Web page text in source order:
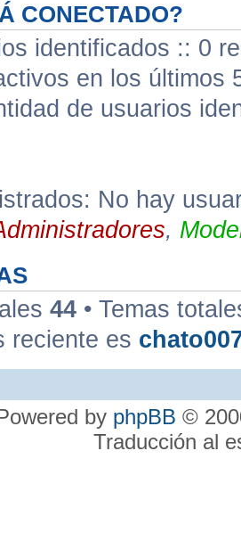
CONECTADO?
identificados :: 0
en los últimos
de usuarios
No hay
,
44 • Temas
reciente es
by phpBB ©
Traducción al